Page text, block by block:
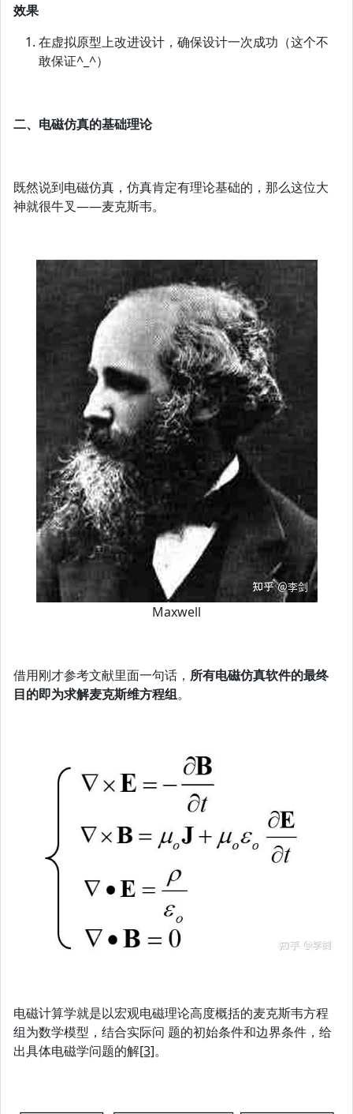
效果
在虚拟原型上改进设计，确保设计一次成功（这个不
敢保证^_^）
二、电磁仿真的基础理论
既然说到电磁仿真，仿真肯定有理论基础的，那么这位大
神就很牛叉——麦克斯韦。
Maxwell
借用刚才参考文献里面一句话， 所有电磁仿真软件的最终
目的即为求解麦克斯维方程组。
电磁计算学就是以宏观电磁理论高度概括的麦克斯韦方程
组为数学模型，结合实际问 题的初始条件和边界条件，给
出具体电磁学问题的解[3]。